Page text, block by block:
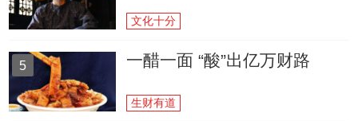
文化十分
5 一醋一面 “酸”出亿万财路
生财有道